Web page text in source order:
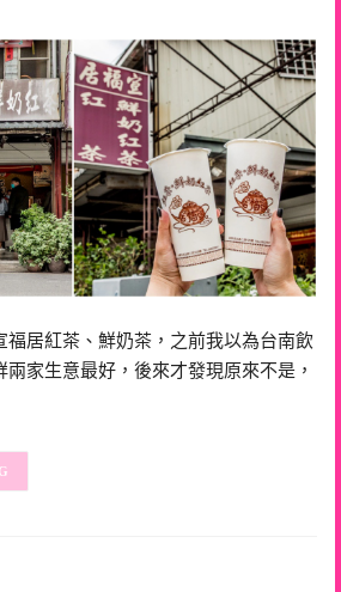
福居紅茶、鮮奶茶，之前我以為台南飲
家生意最好，後來才發現原來不是，